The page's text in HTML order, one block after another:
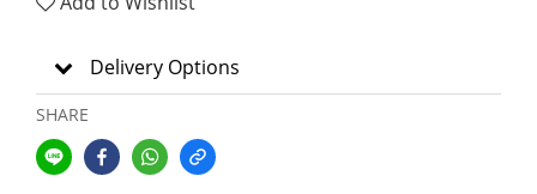
Delivery Options
SHARE